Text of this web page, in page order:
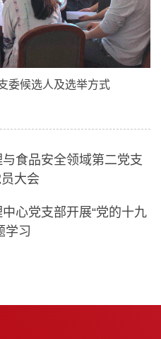
委候选人及选举方式
与食品安全领域第二党支
大会
心党支部开展“党的十九
学习